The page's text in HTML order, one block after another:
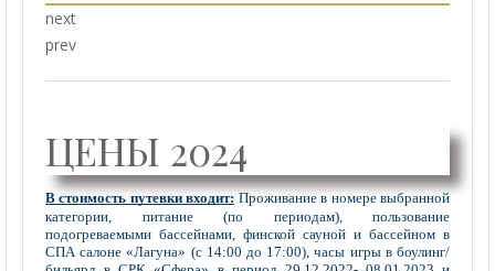
next
prev
ЦЕНЫ 2024
В стоимость путевки входит: Проживание в номере выбранной
категории, питание (по периодам), пользование
подогреваемыми бассейнами, финской сауной и бассейном в
СПА салоне «Лагуна» (с 14:00 до 17:00), часы игры в боулинг/